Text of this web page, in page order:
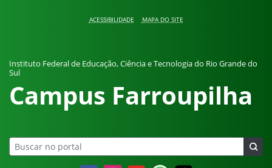
ACESSIBILIDADE MAPA DO SITE
Instituto Federal de Educação, Ciência e Tecnologia do Rio Grande do
Sul
Campus Farroupilha